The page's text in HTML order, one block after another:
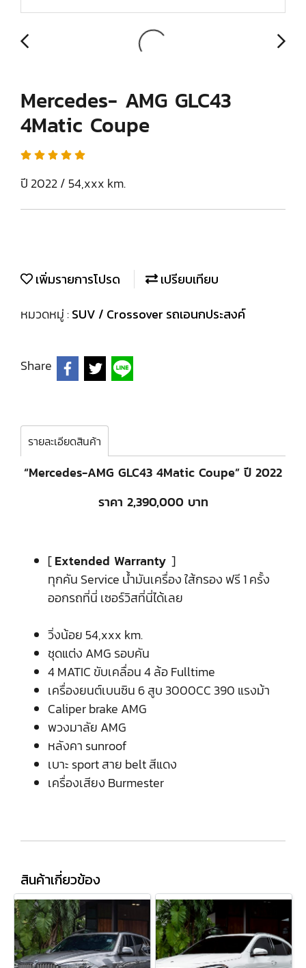
Mercedes- AMG GLC43
4Matic Coupe
ปี 2022 / 54,xxx km.
เพิ่มรายการโปรด
เปรียบเทียบ
หมวดหมู่ :SUV / Crossover รถเอนกประสงค์
Share
รายละเอียดสินค้า
“Mercedes-AMG GLC43 4Matic Coupe” ปี 2022
ราคา 2,390,000 บาท
[Extended Warranty ]
ทุกคัน Service น้ำมันเครื่อง ใส้กรอง ฟรี 1 ครั้ง
ออกรถที่นี่ เซอร์วิสที่นี่ได้เลย
วิ่งน้อย 54,xxx km.
ชุดแต่ง AMG รอบคัน
4 MATIC ขับเคลื่อน 4 ล้อ Fulltime
เครื่องยนต์เบนซิน 6 สูบ 3000CC 390 แรงม้า
Caliper brake AMG
พวงมาลัย AMG
หลังคา sunroof
เบาะ sport สาย belt สีแดง
เครื่องเสียง Burmester
สินค้าเกี่ยวข้อง